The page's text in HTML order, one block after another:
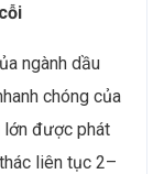
ngành dầu
chóng của
lớn được phát
liên tục 2–